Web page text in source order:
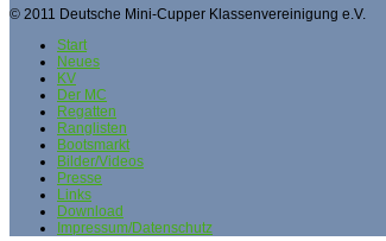
© 2011 Deutsche Mini-Cupper Klassenvereinigung e.V.
Start
Neues
KV
Der MC
Regatten
Ranglisten
Bootsmarkt
Bilder/Videos
Presse
Links
Download
Impressum/Datenschutz